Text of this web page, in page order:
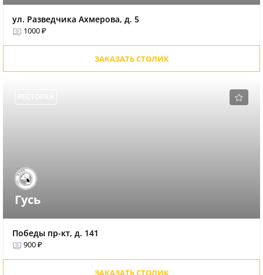
ул. Разведчика Ахмерова, д. 5
1000 ₽
ЗАКАЗАТЬ СТОЛИК
Гусь
Победы пр-кт, д. 141
900 ₽
ЗАКАЗАТЬ СТОЛИК